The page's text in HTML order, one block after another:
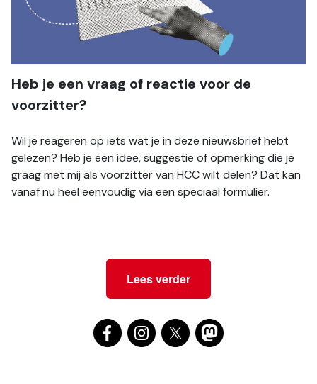
Heb je een vraag of reactie voor de
voorzitter?
Wil je reageren op iets wat je in deze nieuwsbrief hebt
gelezen? Heb je een idee, suggestie of opmerking die je
graag met mij als voorzitter van HCC wilt delen? Dat kan
vanaf nu heel eenvoudig via een speciaal formulier.
Lees verder